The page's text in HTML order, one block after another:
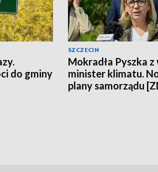
do gminy
SZCZECIN
Mokradła Pyszka
minister klimatu.
plany samorządu